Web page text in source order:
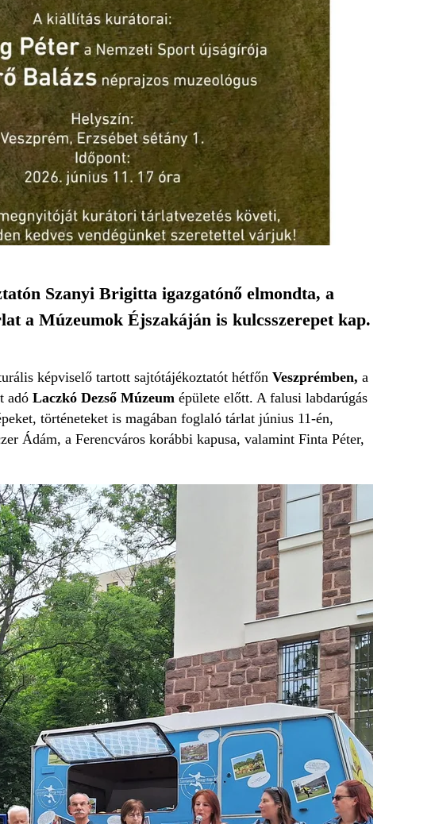
Szanyi Brigitta igazgatónő elmondta, a
a Múzeumok Éjszakáján is kulcsszerepet kap.
képviselő tartott sajtótájékoztatót hétfőn Veszprémben, a
adó Laczkó Dezső Múzeum épülete előtt. A falusi labdarúgás
történeteket is magában foglaló tárlat június 11-én,
Ádám, a Ferencváros korábbi kapusa, valamint Finta Péter,